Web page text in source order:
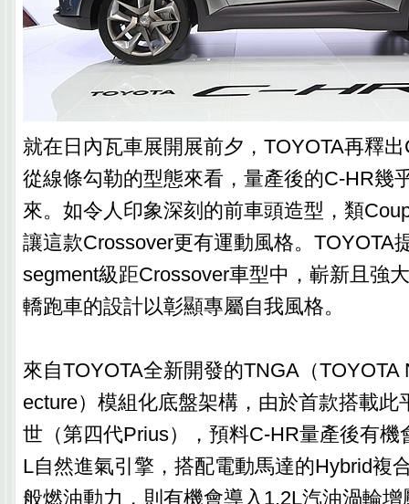
就在日內瓦車展開展前夕，TOYOTA再釋
從線條勾勒的型態來看，量產後的C-HR幾
來。如令人印象深刻的前車頭造型，類
讓這款Crossover更有運動風格。TOYOTA
segment級距Crossover車型中，嶄新且強
轎跑車的設計以彰顯專屬自我風格。
來自TOYOTA全新開發的TNGA（TOYOTA
ecture）模組化底盤架構，由於首款搭載此
世（第四代Prius），預料C-HR量產後有機
L自然進氣引擎，搭配電動馬達的Hybrid複
般燃油動力，則有機會導入1.2L汽油渦輪